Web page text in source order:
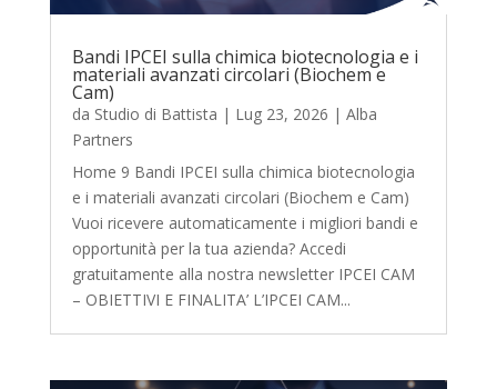
Bandi IPCEI sulla chimica biotecnologia e i
materiali avanzati circolari (Biochem e
Cam)
da Studio di Battista | Lug 23, 2026 | Alba
Partners
Home 9 Bandi IPCEI sulla chimica biotecnologia
e i materiali avanzati circolari (Biochem e Cam)
Vuoi ricevere automaticamente i migliori bandi e
opportunità per la tua azienda? Accedi
gratuitamente alla nostra newsletter IPCEI CAM
– OBIETTIVI E FINALITA’ L’IPCEI CAM...